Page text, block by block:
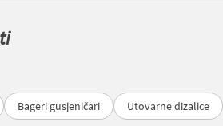
Bageri gusjeničari Utovarne dizalice